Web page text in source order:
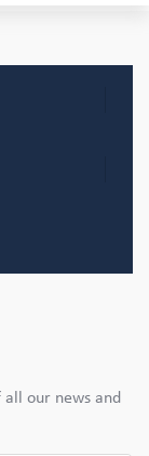
our news and